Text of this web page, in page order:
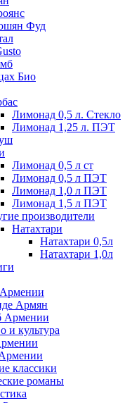
Фуд
Био
Лимонад 0,5 л. Стекло
Лимонад 1,25 л. ПЭТ
Лимонад 0,5 л ст
Лимонад 0,5 л ПЭТ
Лимонад 1,0 л ПЭТ
Лимонад 1,5 л ПЭТ
производители
Натахтари
Натахтари 0,5л
Натахтари 1,0л
Армян
Армении
и культура
классики
романы